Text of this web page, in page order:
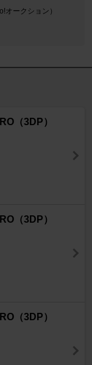
オークション）
（3DP）
（3DP）
（3DP）